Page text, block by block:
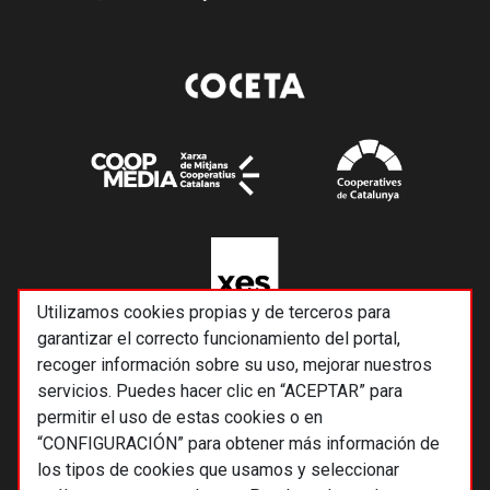
Utilizamos cookies propias y de terceros para
garantizar el correcto funcionamiento del portal,
recoger información sobre su uso, mejorar nuestros
servicios. Puedes hacer clic en “ACEPTAR” para
permitir el uso de estas cookies o en
“CONFIGURACIÓN” para obtener más información de
los tipos de cookies que usamos y seleccionar